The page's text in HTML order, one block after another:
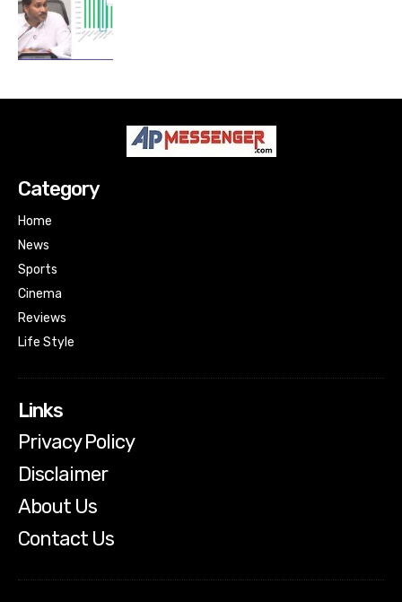
Category
Home
News
Sports
Cinema
Reviews
Life Style
Links
Privacy Policy
Disclaimer
About Us
Contact Us